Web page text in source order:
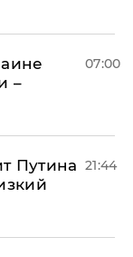
–
07:00
Путина 21:44